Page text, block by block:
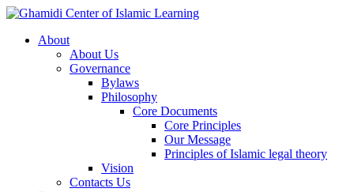
About
About Us
Governance
Bylaws
Philosophy
Core Documents
Core Principles
Our Message
Principles of Islamic legal theory
Vision
Contacts Us